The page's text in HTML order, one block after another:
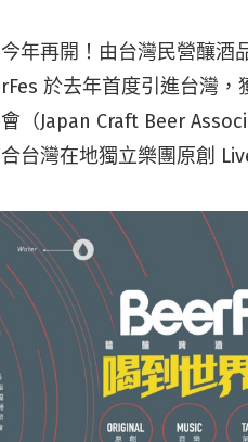
年再開！由台灣民營釀酒
於去年首度引進台灣，
（Japan Craft Beer
台灣在地獨立樂團原創